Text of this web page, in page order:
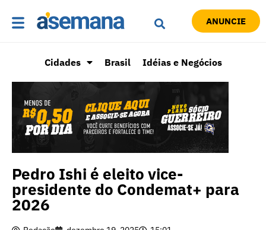
ANUNCIE
Cidades Brasil Idéias e Negócios
Pedro Ishi é eleito vice-
presidente do Condemat+ para
2026